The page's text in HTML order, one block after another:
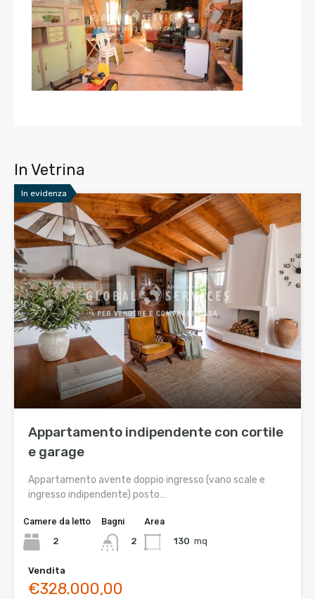
In Vetrina
In evidenza
Appartamento indipendente con cortile
e garage
Appartamento avente doppio ingresso (vano scale e
ingresso indipendente) posto…
Camere da letto
2
Bagni
2
Area
130 mq
Vendita
€328.000,00